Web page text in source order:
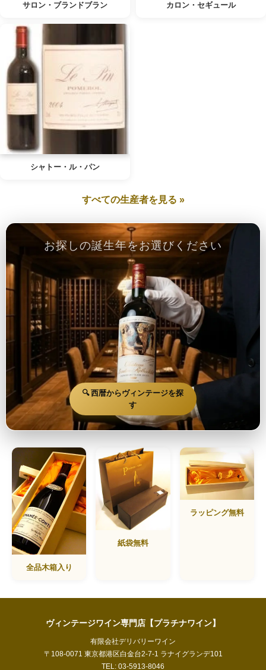
サロン・ブランドブラン カロン・セギュール
シャトー・ル・パン
すべての生産者を見る »
お探しの誕生年をお選びください
🔍 西暦からヴィンテージを探
す
全品木箱入り
紙袋無料
ラッピング無料
ヴィンテージワイン専門店【プラチナワイン】
有限会社デリバリーワイン
〒108-0071 東京都港区白金台2-7-1 ラナイグランデ101
TEL: 03-5913-8046